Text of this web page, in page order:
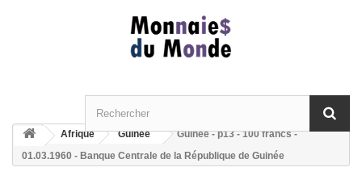
Afrique Guinée
Guinée - p13 - 100 francs -
01.03.1960 - Banque Centrale de la République de Guinée